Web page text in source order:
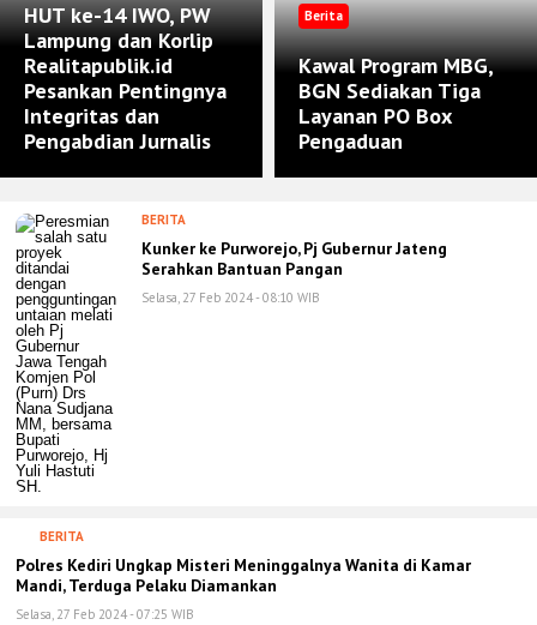
HUT ke-14 IWO, PW
Lampung dan Korlip
Realitapublik.id
Pesankan Pentingnya
Integritas dan
Pengabdian Jurnalis
Berita
Kawal Program MBG,
BGN Sediakan Tiga
Layanan PO Box
Pengaduan
BERITA
Kunker ke Purworejo, Pj Gubernur Jateng
Serahkan Bantuan Pangan
Selasa, 27 Feb 2024 - 08:10 WIB
BERITA
Polres Kediri Ungkap Misteri Meninggalnya Wanita di Kamar
Mandi, Terduga Pelaku Diamankan
Selasa, 27 Feb 2024 - 07:25 WIB